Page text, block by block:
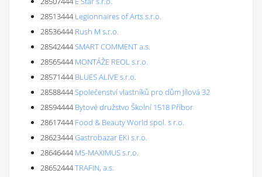
28513444 Legionnaires of Arts s.r.o.
28536444 Rush M s.r.o.
28542444SMART COMMENT a.s.
28565444 MONTÁŽE REOL s.r.o.
28571444 BLUES ALIVE s.r.o.
28588444Společenství vlastníků pro dům Jílová 32
28594444 Bytové družstvo Školní 1518 Příbor
28617444 Food & Beauty World spol. s r.o.
28623444Gastrobazar EKI s.r.o.
28646444 MS-MAXIMUS s.r.o.
28652444TRAFIN, a.s.